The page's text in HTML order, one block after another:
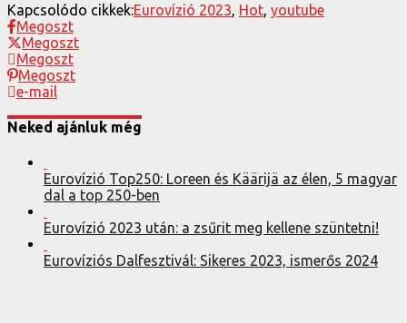
Kapcsolódo cikkek:Eurovízió 2023 Hot youtube
Megoszt
Megoszt
Megoszt
Megoszt
e-mail
Neked ajánluk még
Eurovízió Top250: Loreen és Käärijä az élen, 5 magyar
dal a top 250-ben
Eurovízió 2023 után: a zsűrit meg kellene szüntetni!
Eurovíziós Dalfesztivál: Sikeres 2023, ismerős 2024